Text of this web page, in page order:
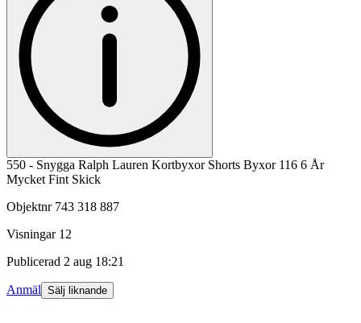
550 - Snygga Ralph Lauren Kortbyxor Shorts Byxor 116 6 År
Mycket Fint Skick
Objektnr 743 318 887
Visningar 12
Publicerad 2 aug 18:21
Anmäl Sälj liknande